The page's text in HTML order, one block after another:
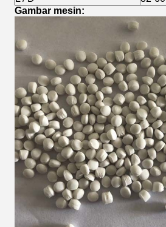
Gambar mesin: